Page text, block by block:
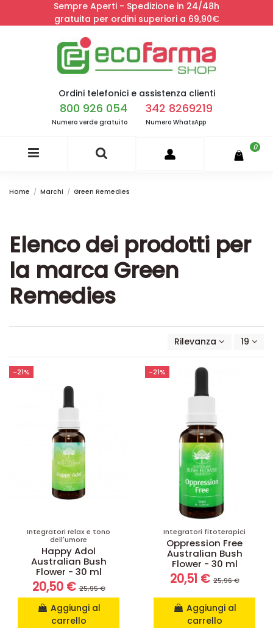
Sempre Aperti - Spedizione in 24/48h
gratuita per ordini superiori a 69,90€
Ordini telefonici e assistenza clienti
800 926 054
Numero verde gratuito
342 8269219
Numero WhatsApp
0
Home Marchi Green Remedies
Elenco dei prodotti per
la marca Green
Remedies
Rilevanza 19
-21%
Integratori relax e tono
dell'umore
Happy Adol
Australian Bush
Flower - 30 ml
20,50 €25,95 €
Aggiungi al
carrello
-21%
Integratori fitoterapici
Oppression Free
Australian Bush
Flower - 30 ml
20,51 €25,96 €
Aggiungi al
carrello